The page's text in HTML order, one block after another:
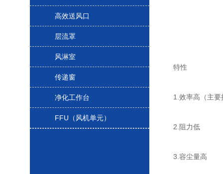
高效送风口
层流罩
风淋室
传递窗
净化工作台
FFU（风机单元）
特性
1.效率高（主要
2.阻力低
3.容尘量高